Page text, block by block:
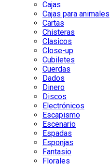
Cajas
Cajas para animales
Cartas
Chisteras
Clasicos
Close-up
Cubiletes
Cuerdas
Dados
Dinero
Discos
Electrónicos
Escapismo
Escenario
Espadas
Esponjas
Fantasio
Florales